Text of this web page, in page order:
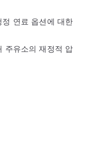
연료 옵션에 대한
주유소의 재정적 압